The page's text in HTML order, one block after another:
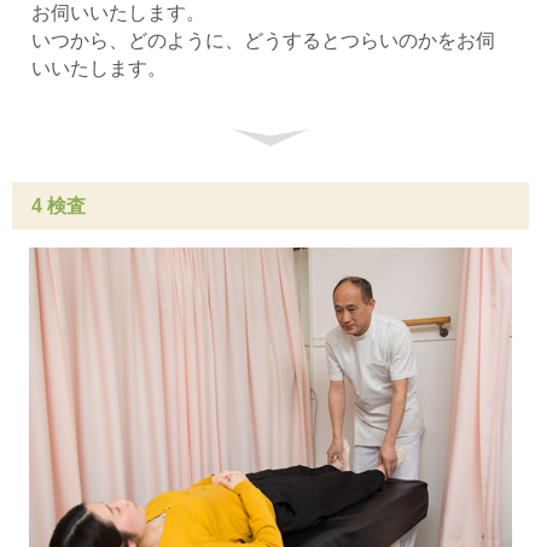
お伺いいたします。
いつから、どのように、どうするとつらいのかをお伺
いいたします。
4 検査